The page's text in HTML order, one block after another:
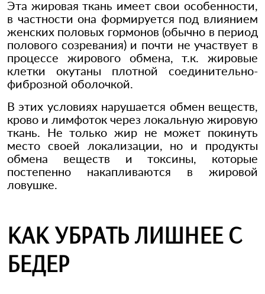
Эта жировая ткань имеет свои особенности,
в частности она формируется под влиянием
женских половых гормонов (обычно в период
полового созревания) и почти не участвует в
процессе жирового обмена, т.к. жировые
клетки окутаны плотной соединительно-
фиброзной оболочкой.
В этих условиях нарушается обмен веществ,
крово и лимфоток через локальную жировую
ткань. Не только жир не может покинуть
место своей локализации, но и продукты
обмена веществ и токсины, которые
постепенно накапливаются в жировой
ловушке.
КАК УБРАТЬ ЛИШНЕЕ С
БЕДЕР